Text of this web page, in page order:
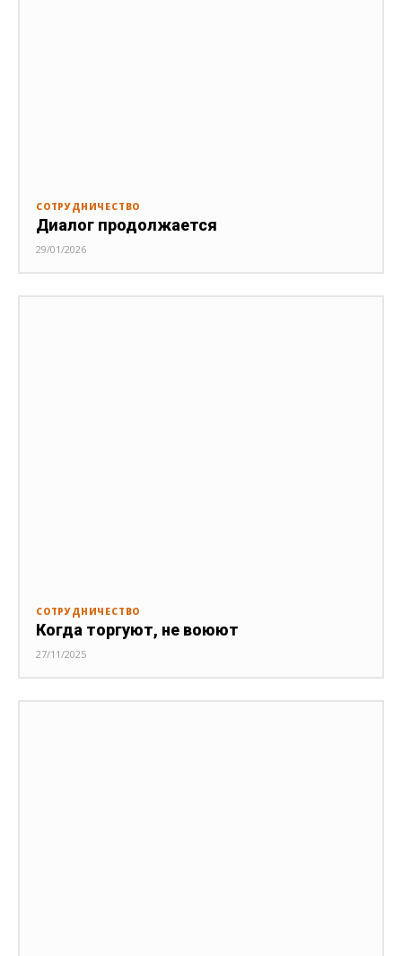
СОТРУДНИЧЕСТВО
Диалог продолжается
29/01/2026
СОТРУДНИЧЕСТВО
Когда торгуют, не воюют
27/11/2025